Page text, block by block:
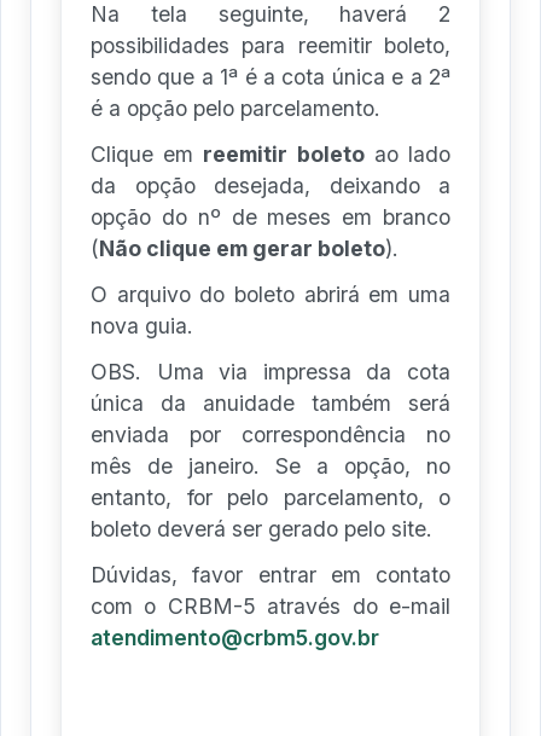
Na tela seguinte, haverá 2
possibilidades para reemitir boleto,
sendo que a 1ª é a cota única e a 2ª
é a opção pelo parcelamento.
Clique em reemitir boleto ao lado
da opção desejada, deixando a
opção do nº de meses em branco
(Não clique em gerar boleto).
O arquivo do boleto abrirá em uma
nova guia.
OBS. Uma via impressa da cota
única da anuidade também será
enviada por correspondência no
mês de janeiro. Se a opção, no
entanto, for pelo parcelamento, o
boleto deverá ser gerado pelo site.
Dúvidas, favor entrar em contato
com o CRBM-5 através do e-mail
atendimento@crbm5.gov.br